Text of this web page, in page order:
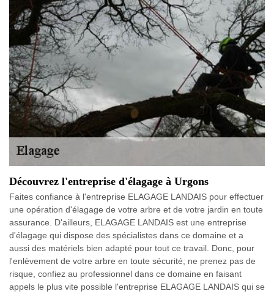
Découvrez l'entreprise d'élagage à Urgons
Faites confiance à l'entreprise ELAGAGE LANDAIS pour effectuer
une opération d'élagage de votre arbre et de votre jardin en toute
assurance. D'ailleurs, ELAGAGE LANDAIS est une entreprise
d'élagage qui dispose des spécialistes dans ce domaine et a
aussi des matériels bien adapté pour tout ce travail. Donc, pour
l'enlèvement de votre arbre en toute sécurité; ne prenez pas de
risque, confiez au professionnel dans ce domaine en faisant
appels le plus vite possible l'entreprise ELAGAGE LANDAIS qui se